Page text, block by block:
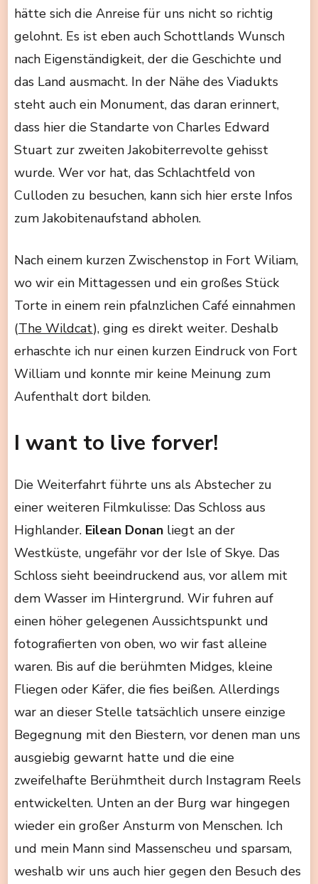
hätte sich die Anreise für uns nicht so richtig
gelohnt. Es ist eben auch Schottlands Wunsch
nach Eigenständigkeit, der die Geschichte und
das Land ausmacht. In der Nähe des Viadukts
steht auch ein Monument, das daran erinnert,
dass hier die Standarte von Charles Edward
Stuart zur zweiten Jakobiterrevolte gehisst
wurde. Wer vor hat, das Schlachtfeld von
Culloden zu besuchen, kann sich hier erste Infos
zum Jakobitenaufstand abholen.
Nach einem kurzen Zwischenstop in Fort Wiliam,
wo wir ein Mittagessen und ein großes Stück
Torte in einem rein pfalnzlichen Café einnahmen
(The Wildcat), ging es direkt weiter. Deshalb
erhaschte ich nur einen kurzen Eindruck von Fort
William und konnte mir keine Meinung zum
Aufenthalt dort bilden.
I want to live forver!
Die Weiterfahrt führte uns als Abstecher zu
einer weiteren Filmkulisse: Das Schloss aus
Highlander. Eilean Donanliegt an der
Westküste, ungefähr vor der Isle of Skye. Das
Schloss sieht beeindruckend aus, vor allem mit
dem Wasser im Hintergrund. Wir fuhren auf
einen höher gelegenen Aussichtspunkt und
fotografierten von oben, wo wir fast alleine
waren. Bis auf die berühmten Midges, kleine
Fliegen oder Käfer, die fies beißen. Allerdings
war an dieser Stelle tatsächlich unsere einzige
Begegnung mit den Biestern, vor denen man uns
ausgiebig gewarnt hatte und die eine
zweifelhafte Berühmtheit durch Instagram Reels
entwickelten. Unten an der Burg war hingegen
wieder ein großer Ansturm von Menschen. Ich
und mein Mann sind Massenscheu und sparsam,
weshalb wir uns auch hier gegen den Besuch des